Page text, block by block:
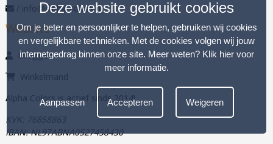
/ info@alpha-colors.nl
Website
Inloggen
Winkelmand
Alpha Colors is actief sinds 2014!
KVK: 76858863
IBAN: NL97ABNA0527458430
Deze website gebruikt cookies
Om je beter en persoonlijker te helpen, gebruiken wij cookies
en vergelijkbare technieken. Met de cookies volgen wij jouw
internetgedrag binnen onze site. Meer weten? Klik hier voor
meer informatie.
Aanpassen Accepteren Weigeren